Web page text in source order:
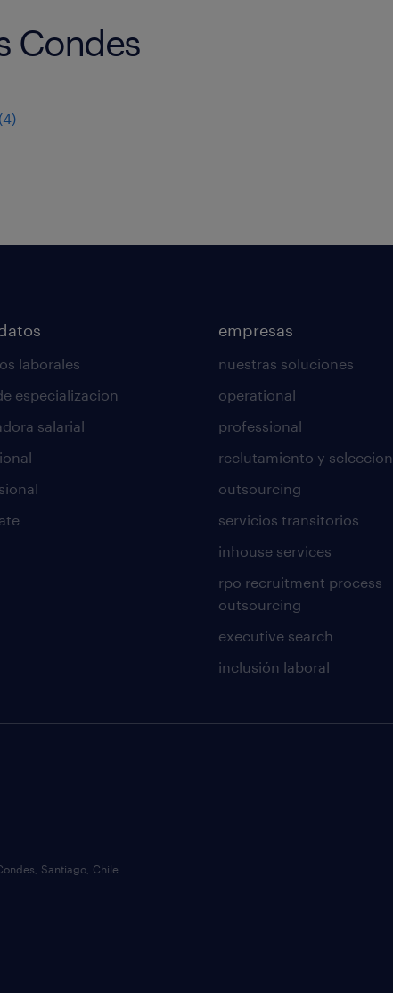
Condes
(4)
laborales
especializacion
salarial
empresas
nuestras soluciones
operational
professional
reclutamiento y seleccion
outsourcing
servicios transitorios
inhouse services
rpo recruitment process
outsourcing
executive search
inclusión laboral
Santiago, Chile.